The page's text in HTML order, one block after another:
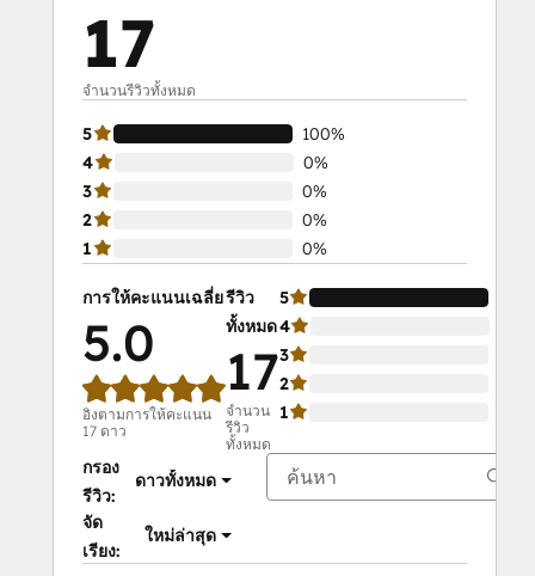
17
จำนวนรีวิวทั้งหมด
5
100%
4
0%
3
0%
2
0%
1
0%
การให้คะแนนเฉลี่ย
5.0
อิงตามการให้คะแนน
17 ดาว
รีวิว
ทั้งหมด
17
จำนวน
รีวิว
ทั้งหมด
5
4
3
2
1
กรอง
รีวิว:
ดาวทั้งหมด
จัด
เรียง:
ใหม่ล่าสุด